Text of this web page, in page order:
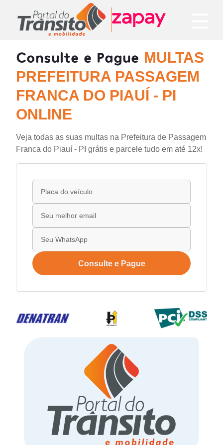
Consulte e Pague MULTAS
PREFEITURA PASSAGEM
FRANCA DO PIAUÍ - PI
ONLINE
Veja todas as suas multas na Prefeitura de Passagem
Franca do Piauí - PI grátis e parcele tudo em até 12x!
Consulte e Pague